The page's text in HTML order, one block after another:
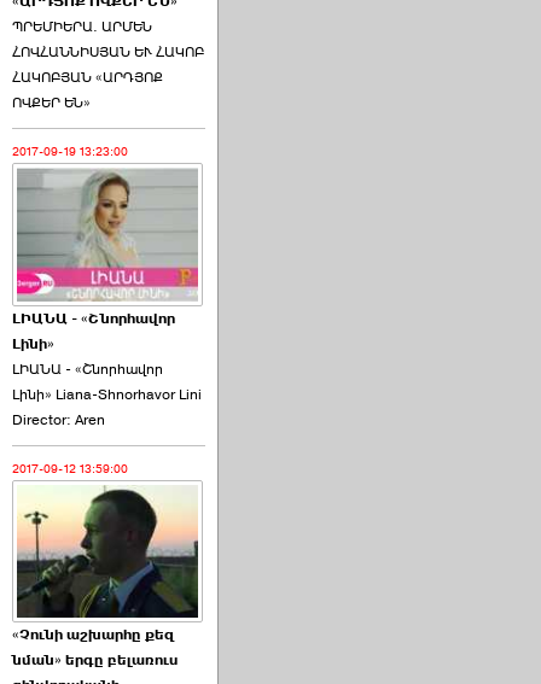
ՊՐԵՄԻԵՐԱ. ԱՐՄԵՆ
ՀՈՎՀԱՆՆԻՍՅԱՆ ԵՒ ՀԱԿՈԲ
ՀԱԿՈԲՅԱՆ «ԱՐԴՅՈՔ
ՈՎՔԵՐ ԵՆ»
2017-09-19 13:23:00
ԼԻԱՆԱ - «Շնորհավոր
Լինի»
ԼԻԱՆԱ - «Շնորհավոր
Լինի» Liana-Shnorhavor Lini
Director: Aren
2017-09-12 13:59:00
«Չունի աշխարհը քեզ
նման» երգը բելառուս